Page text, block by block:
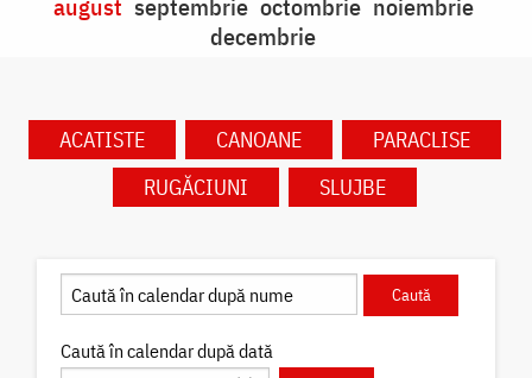
august septembrie octombrie noiembrie
decembrie
ACATISTE CANOANE
PARACLISE
RUGĂCIUNI
SLUJBE
Caută în calendar după dată